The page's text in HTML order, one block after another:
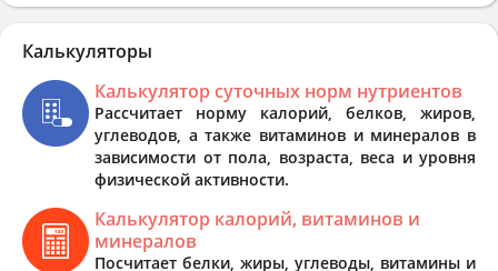
Калькуляторы
Калькулятор суточных норм нутриентов
Рассчитает норму калорий, белков, жиров,
углеводов, а также витаминов и минералов в
зависимости от пола, возраста, веса и уровня
физической активности.
Калькулятор калорий, витаминов и
минералов
Посчитает белки, жиры, углеводы, витамины и